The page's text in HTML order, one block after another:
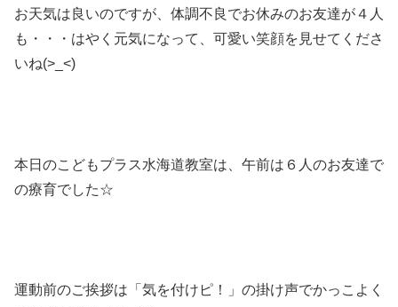
お天気は良いのですが、体調不良でお休みのお友達が４人
も・・・はやく元気になって、可愛い笑顔を見せてくださ
いね(>_<)
本日のこどもプラス水海道教室は、午前は６人のお友達で
の療育でした☆
運動前のご挨拶は「気を付けピ！」の掛け声でかっこよく